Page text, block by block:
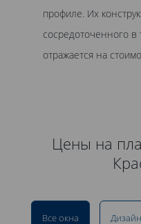
профиле. Их
сосредоточенного
отражается на
Цены на
Все окна